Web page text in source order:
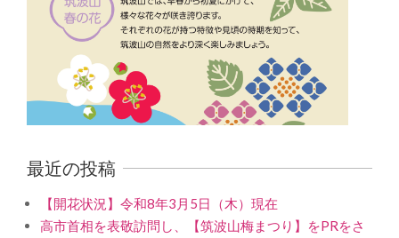
最近の投稿
【開花状況】令和8年3月5日（木）現在
高市首相を表敬訪問し、【筑波山梅まつり】をPRをさ